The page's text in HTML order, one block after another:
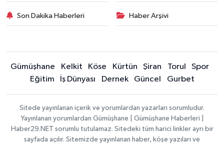
Son Dakika Haberleri Haber Arşivi
Gümüşhane Kelkit Köse Kürtün Şiran Torul
Spor
Eğitim
İş Dünyası Dernek Güncel Gurbet
Sitede yayınlanan içerik ve yorumlardan yazarları sorumludur.
Yayınlanan yorumlardan Gümüşhane | Gümüşhane Haberleri |
Haber29.NET sorumlu tutulamaz. Sitedeki tüm harici linkler ayrı bir
sayfada açılır. Sitemizde yayınlanan haber, köşe yazıları ve